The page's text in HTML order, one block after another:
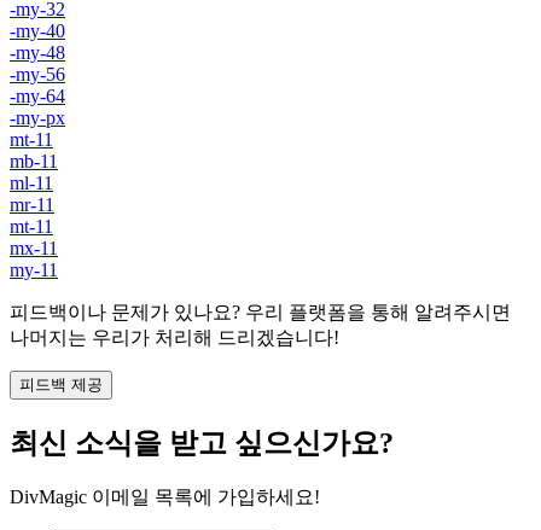
-my-32
-my-40
-my-48
-my-56
-my-64
-my-px
mt-11
mb-11
ml-11
mr-11
mt-11
mx-11
my-11
피드백이나 문제가 있나요? 우리 플랫폼을 통해 알려주시면
나머지는 우리가 처리해 드리겠습니다!
피드백 제공
최신 소식을 받고 싶으신가요?
DivMagic 이메일 목록에 가입하세요!